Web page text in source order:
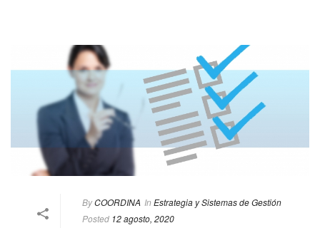
ByCOORDINA In Estrategia y Sistemas de Gestión
Posted 12 agosto, 2020